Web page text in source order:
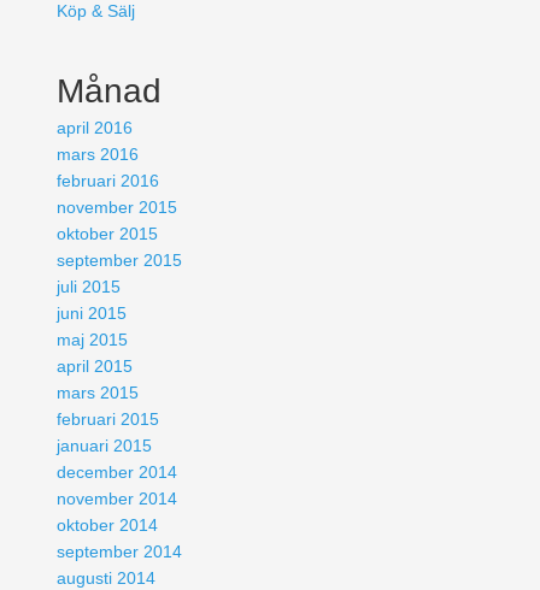
Köp & Sälj
Månad
april 2016
mars 2016
februari 2016
november 2015
oktober 2015
september 2015
juli 2015
juni 2015
maj 2015
april 2015
mars 2015
februari 2015
januari 2015
december 2014
november 2014
oktober 2014
september 2014
augusti 2014